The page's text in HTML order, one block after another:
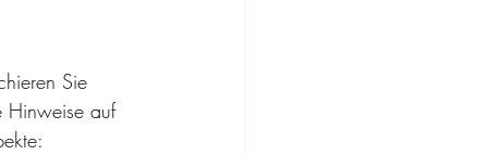
Sie
Hinweise auf